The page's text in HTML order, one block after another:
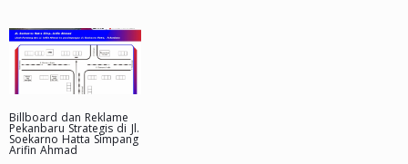
Billboard dan Reklame
Pekanbaru Strategis di Jl.
Soekarno Hatta Simpang
Arifin Ahmad